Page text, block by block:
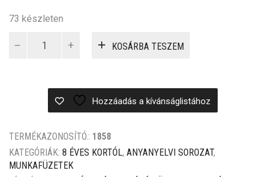
2
2
73 készleten
mennyiség
KOSÁRBA TESZEM
Hozzáadás a kívánságlistához
TERMÉKAZONOSÍTÓ.: 1858
KATEGÓRIÁK: 8 ÉVES KORTÓL, ANYANYELVI SOROZAT,
MUNKAFÜZETEK